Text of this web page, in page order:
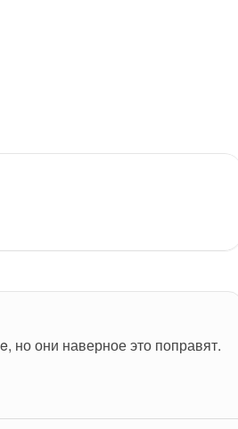
но они наверное это поправят.